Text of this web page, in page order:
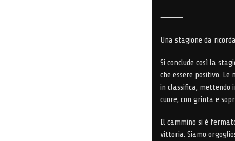
⸻
Una stagione da
Si conclude così la
che essere positivo.
in classifica, mettendo
cuore, con grinta e
Il cammino si è
vittoria. Siamo